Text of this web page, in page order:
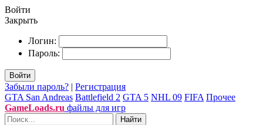
Войти
Закрыть
Логин:
Пароль:
Войти
Забыли пароль? | Регистрация
GTA San Andreas Battlefield 2 GTA 5 NHL 09 FIFA Прочее
GameLoads.ru файлы для игр
Найти